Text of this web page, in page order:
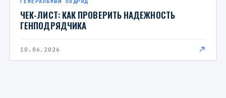
ЧЕК-ЛИСТ: КАК ПРОВЕРИТЬ НАДЕЖНОСТЬ
ГЕНПОДРЯДЧИКА
10.06.2026